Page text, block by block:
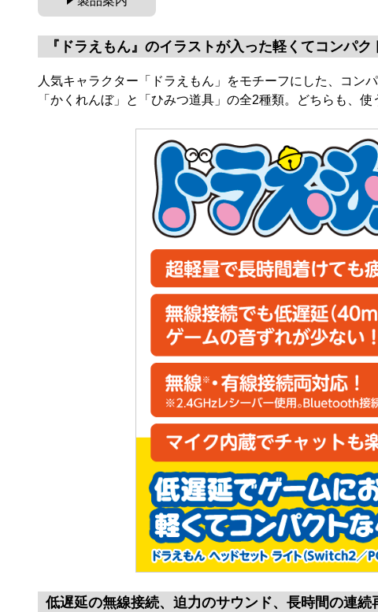
『ドラえもん』のイラストが入った軽くてコンパク
人気キャラクター「ドラえもん」をモチーフにした、コン
「かくれんぼ」と「ひみつ道具」の全2種類。どちらも、
低遅延の無線接続、迫力のサウンド、長時間の連